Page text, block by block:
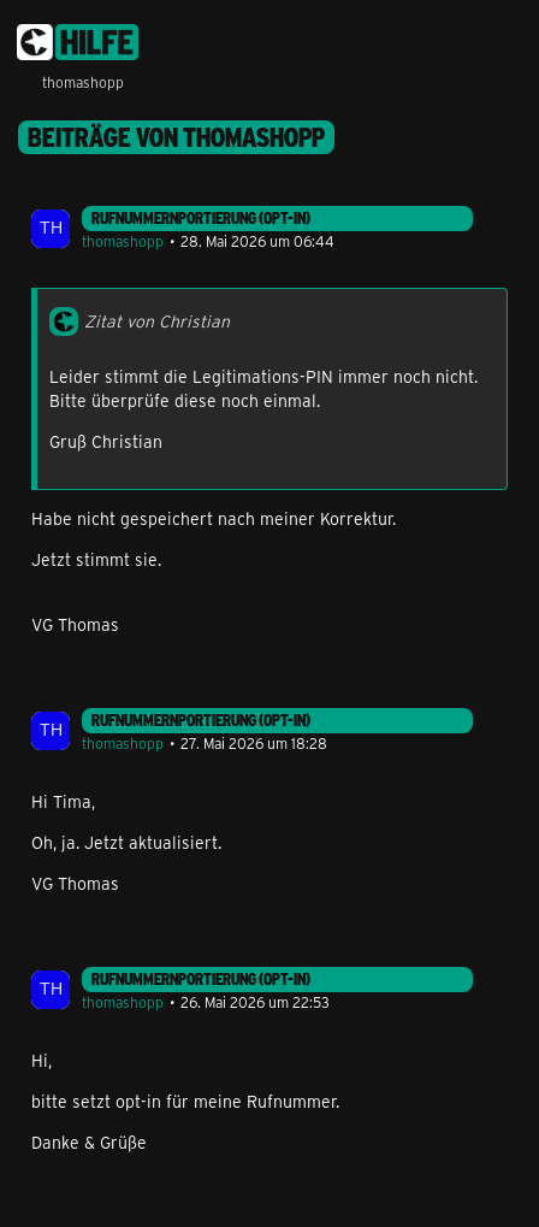
thomashopp
BEITRÄGE VON THOMASHOPP
RUFNUMMERNPORTIERUNG (OPT-IN)
thomashopp
28. Mai 2026 um 06:44
Zitat von Christian
Leider stimmt die Legitimations-PIN immer noch nicht.
Bitte überprüfe diese noch einmal.
Gruß Christian
Habe nicht gespeichert nach meiner Korrektur.
Jetzt stimmt sie.
VG Thomas
RUFNUMMERNPORTIERUNG (OPT-IN)
thomashopp
27. Mai 2026 um 18:28
Hi Tima,
Oh, ja. Jetzt aktualisiert.
VG Thomas
RUFNUMMERNPORTIERUNG (OPT-IN)
thomashopp
26. Mai 2026 um 22:53
Hi,
bitte setzt opt-in für meine Rufnummer.
Danke & Grüße